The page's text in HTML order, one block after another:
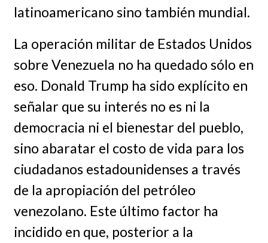
latinoamericano sino también mundial.
La operación militar de Estados Unidos
sobre Venezuela no ha quedado sólo en
eso. Donald Trump ha sido explícito en
señalar que su interés no es ni la
democracia ni el bienestar del pueblo,
sino abaratar el costo de vida para los
ciudadanos estadounidenses a través
de la apropiación del petróleo
venezolano. Este último factor ha
incidido en que, posterior a la